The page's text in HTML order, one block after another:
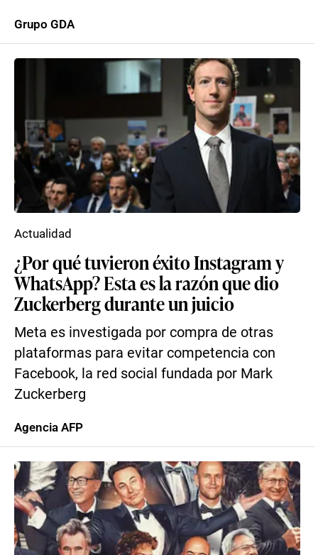
Grupo GDA
¿Por qué tuvieron éxito Instagram y
WhatsApp? Esta es la razón que dio
Zuckerberg durante un juicio
Meta es investigada por compra de otras
plataformas para evitar competencia con
Facebook, la red social fundada por Mark
Zuckerberg
Actualidad
Agencia AFP